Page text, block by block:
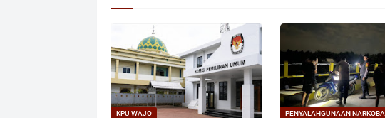
KPU WAJO PENYALAHGUNAAN NARKOBA